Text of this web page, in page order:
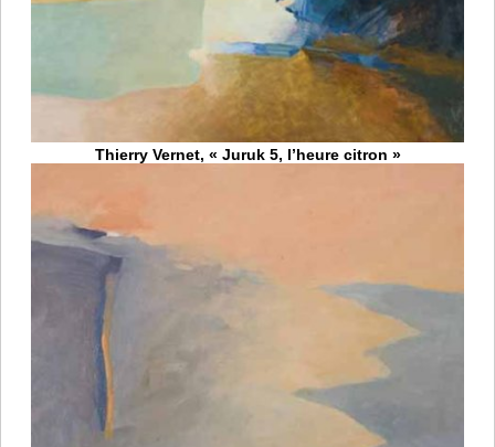
Thierry Vernet, « Juruk 5, l’heure citron »